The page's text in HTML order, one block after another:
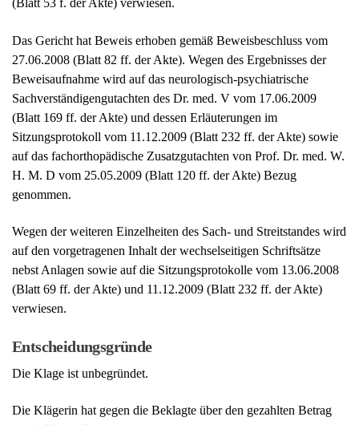
auf das fachorthopädische Zusatzgutachten von Prof. Dr. med. W.
genommen.
Wegen der weiteren Einzelheiten des Sach- und Streitstandes wird
auf den vorgetragenen Inhalt der wechselseitigen Schriftsätze
nebst Anlagen sowie auf die Sitzungsprotokolle vom 13.06.2008
(Blatt 69 ff. der Akte) und 11.12.2009 (Blatt 232 ff. der Akte)
verwiesen.
Entscheidungsgründe
Die Klage ist unbegründet.
Die Klägerin hat gegen die Beklagte über den gezahlten Betrag
von 2.500,00 Euro hinaus keine weitergehenden Ansprüche auf
Schadensersatz und Schmerzensgeld aus dem Verkehrsunfall vom
I. Die Beklagte haftet der Klägerin nach §§ 7, 18 StVG, 823 I
BGB, 253 BGB, 3 Nr. 1 Pflichtversicherungsgesetz (alte
Verkehrsunfall vom 20.05.2005 resultierenden Unfallfolgen.